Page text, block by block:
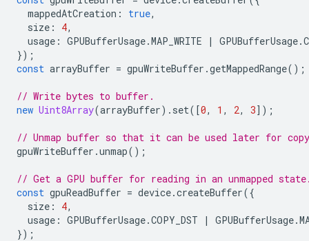
mappedAtCreation : true,
size : 4,
usage : GPUBufferUsage.MAP_WRITE | GPUBufferUsage.
});
const arrayBuffer = gpuWriteBuffer .getMappedRange();
// Write bytes to buffer.
new Uint8Array(arrayBuffer). set([0, 1 , 2, 3]);
// Unmap buffer so that it can be used later for
gpuWriteBuffer .unmap();
// Get a GPU buffer for reading in an unmapped
const gpuReadBuffer = device.createBuffer({
size : 4,
usage : GPUBufferUsage.COPY_DST | GPUBufferUsage.
});